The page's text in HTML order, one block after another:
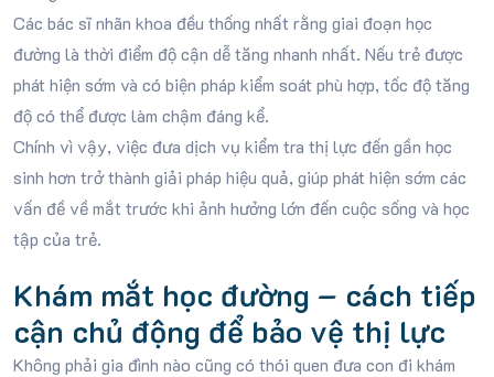
Các bác sĩ nhãn khoa đều thống nhất rằng giai đoạn học
đường là thời điểm độ cận dễ tăng nhanh nhất. Nếu trẻ được
phát hiện sớm và có biện pháp kiểm soát phù hợp, tốc độ tăng
độ có thể được làm chậm đáng kể.
Chính vì vậy, việc đưa dịch vụ kiểm tra thị lực đến gần học
sinh hơn trở thành giải pháp hiệu quả, giúp phát hiện sớm các
vấn đề về mắt trước khi ảnh hưởng lớn đến cuộc sống và học
tập của trẻ.
Khám mắt học đường – cách tiếp
cận chủ động để bảo vệ thị lực
Không phải gia đình nào cũng có thói quen đưa con đi khám